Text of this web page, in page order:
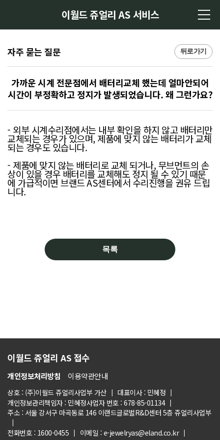
이월드 쥬얼리 AS 서비스
자주 묻는 질문 뒤로가기
가까운 시계 전문점에서 배터리교체 했는데 얼마안되어
시간이 부정확하고 정지가 발생되었습니다. 왜 그런가요?
- 외부 시계수리점에서는 내부 확인을 하지 않고 배터리만
교체되는 경우가 있으며, 제품에 맞지 않는 배터리가 교체
되는 경우도 있습니다.
- 제품에 맞지 않는 배터리로 교체 되거나, 무브먼트의 손
상이 있을 경우 배터리를 교체해도 정지 될 수 있기 때문
에 가급적이면 브랜드 AS센터에서 수리진행을 권유 드립
니다.
목록
이월드 쥬얼리 AS 접수
개인정보처리방침 이용약관안내
상호 : (주)이월드 쥬얼리사업부 가산
대표이사 : 민혜정
개인정보관리책임자 : 민혜정사업자 번호 : 678-85-01134
주소 : 서울 강서구 마곡동로 146 이랜드글로벌R&D센터 5층 쥬얼리사업부
전화번호 : 1600-0455
이메일 : e-jewelryas@eland.co.kr